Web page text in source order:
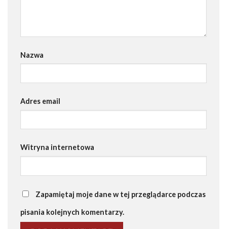
Nazwa
Adres email
Witryna internetowa
Zapamiętaj moje dane w tej przeglądarce podczas
pisania kolejnych komentarzy.